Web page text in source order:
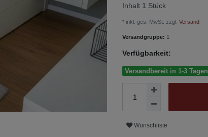
Inhalt 1 Stück
* inkl. ges. MwSt. zzgl. Versand
Versandgruppe: 1
Verfügbarkeit:
Versandbereit in 1-3 Tagen
Wunschliste